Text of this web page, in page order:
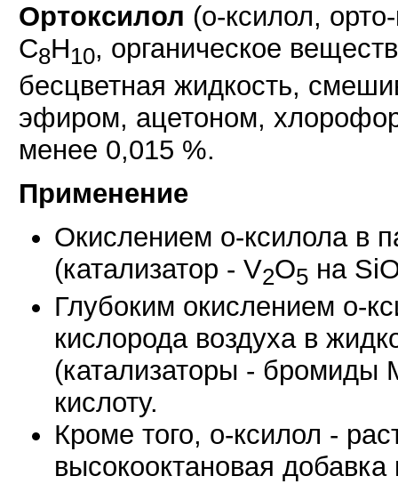
Ортоксилол (о-ксилол,
C8H10, органическое
бесцветная жидкость,
эфиром, ацетоном,
менее 0,015 %.
Применение
Окислением о-ксилола в
(катализатор - V2O5 на
Глубоким окислением о-
кислорода воздуха в
(катализаторы -
кислоту.
Кроме того, о-ксилол -
высокооктановая